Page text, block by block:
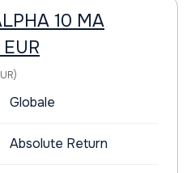
10 MA
Globale
Absolute Return